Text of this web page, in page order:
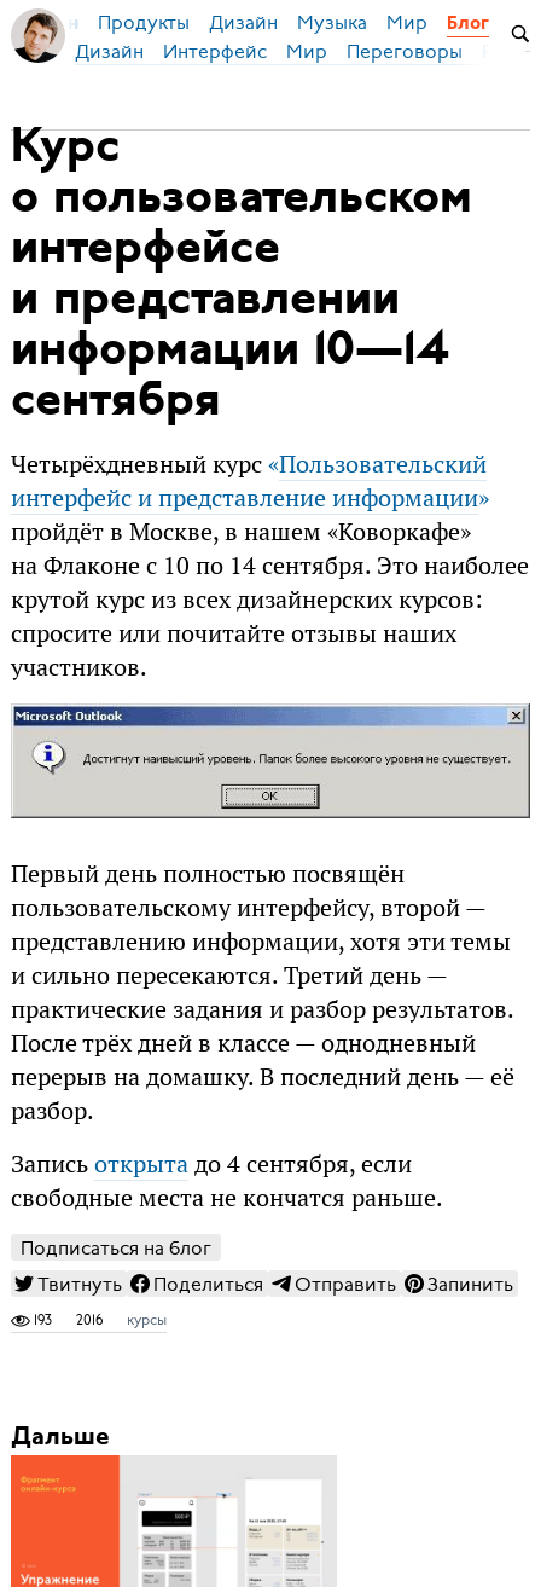
Бирман Продукты Дизайн Музыка Мир Блог
Дизайн Интерфейс Мир Переговоры
Курс
о пользовательском
интерфейсе
и представлении
информации 10—14
сентября
Четырёхдневный курс«Пользовательский
интерфейс и представление информации»
пройдёт в Москве, в нашем «Коворкафе»
на Флаконе с 10 по 14 сентября. Это наиболее
крутой курс из всех дизайнерских курсов:
спросите или почитайте отзывы наших
участников.
Первый день полностью посвящён
пользовательскому интерфейсу, второй —
представлению информации, хотя эти темы
и сильно пересекаются. Третий день —
практические задания и разбор результатов.
После трёх дней в классе — однодневный
перерыв на домашку. В последний день — её
разбор.
Записьоткрытадо 4 сентября, если
свободные места не кончатся раньше.
Подписаться на блог
Твитнуть
Поделиться Отправить Запинить
193 2016 курсы
Дальше